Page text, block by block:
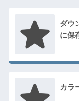
ダウ
に保
カラ